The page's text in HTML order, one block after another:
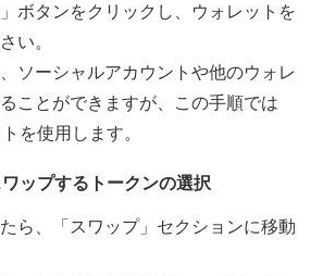
ボタンをクリックし、ウォレットを
い。
ソーシャルアカウントや他のウォレ
ことができますが、この手順では
を使用します。
ップするトークンの選択
ら、「スワップ」セクションに移動